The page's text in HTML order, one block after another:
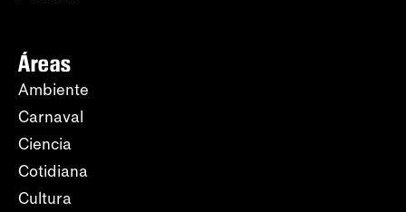
Áreas
Ambiente
Carnaval
Ciencia
Cotidiana
Cultura